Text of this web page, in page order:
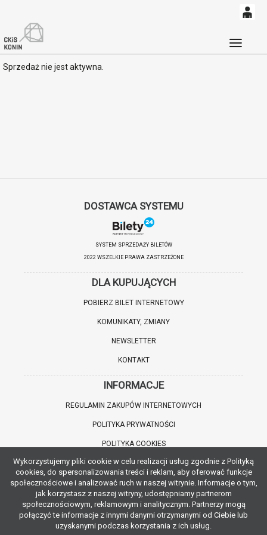
0,00
PLN
Sprzedaż nie jest aktywna.
DOSTAWCA SYSTEMU
SYSTEM SPRZEDAŻY BILETÓW
2022 WSZELKIE PRAWA ZASTRZEŻONE
DLA KUPUJĄCYCH
POBIERZ BILET INTERNETOWY
KOMUNIKATY, ZMIANY
NEWSLETTER
KONTAKT
INFORMACJE
REGULAMIN ZAKUPÓW INTERNETOWYCH
POLITYKA PRYWATNOŚCI
POLITYKA COOKIES
WARTO WIEDZIEĆ
INFORMACJE O ZNIŻKACH
JAK DOJECHAĆ
Wykorzystujemy pliki cookie w celu realizacji usług zgodnie z Polityką
cookies, do spersonalizowania treści i reklam, aby oferować funkcje
społecznościowe i analizować ruch w naszej witrynie. Informacje o tym,
jak korzystasz z naszej witryny, udostępniamy partnerom
społecznościowym, reklamowym i analitycznym. Partnerzy mogą
połączyć te informacje z innymi danymi otrzymanymi od Ciebie lub
uzyskanymi podczas korzystania z ich usług.